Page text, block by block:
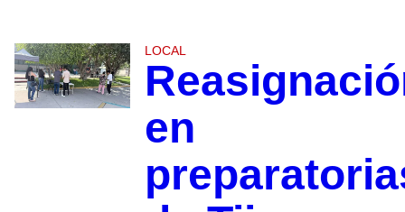
LOCAL
en